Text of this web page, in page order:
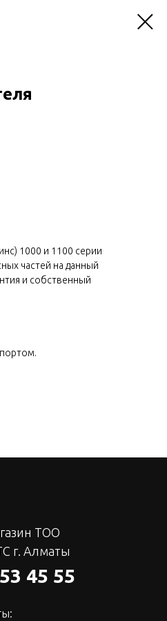
1000 и 1100 серии
частей на данный
и собственный
ТОО
г. Алматы
45 55